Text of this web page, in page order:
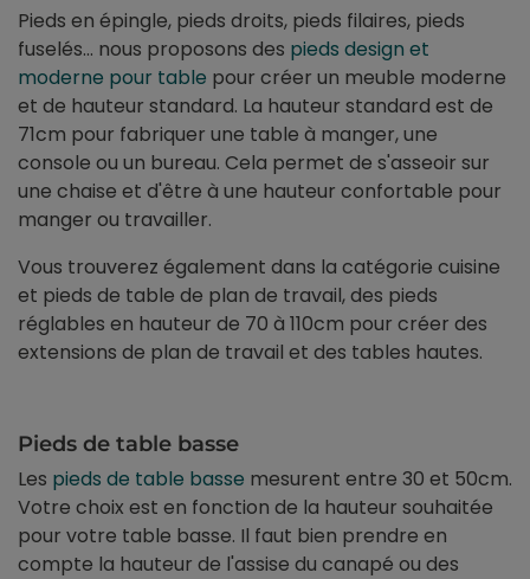
Pieds en épingle, pieds droits, pieds filaires, pieds
fuselés... nous proposons des pieds design et
moderne pour table pour créer un meuble moderne
et de hauteur standard. La hauteur standard est de
71cm pour fabriquer une table à manger, une
console ou un bureau. Cela permet de s'asseoir sur
une chaise et d'être à une hauteur confortable pour
manger ou travailler.
Vous trouverez également dans la catégorie cuisine
et pieds de table de plan de travail, des pieds
réglables en hauteur de 70 à 110cm pour créer des
extensions de plan de travail et des tables hautes.
Pieds de table basse
Les pieds de table basse mesurent entre 30 et 50cm.
Votre choix est en fonction de la hauteur souhaitée
pour votre table basse. Il faut bien prendre en
compte la hauteur de l'assise du canapé ou des